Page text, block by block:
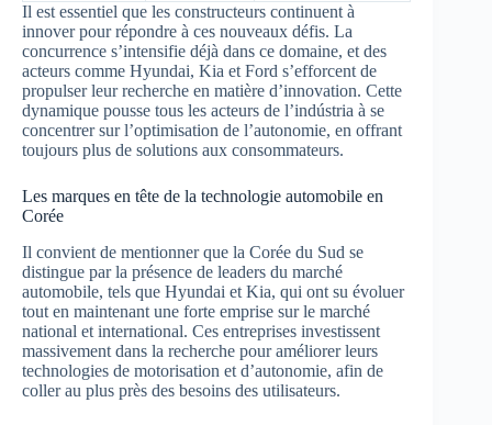
Il est essentiel que les constructeurs continuent à
innover pour répondre à ces nouveaux défis. La
concurrence s’intensifie déjà dans ce domaine, et des
acteurs comme Hyundai, Kia et Ford s’efforcent de
propulser leur recherche en matière d’innovation. Cette
dynamique pousse tous les acteurs de l’indústria à se
concentrer sur l’optimisation de l’autonomie, en offrant
toujours plus de solutions aux consommateurs.
Les marques en tête de la technologie automobile en
Corée
Il convient de mentionner que la Corée du Sud se
distingue par la présence de leaders du marché
automobile, tels que Hyundai et Kia, qui ont su évoluer
tout en maintenant une forte emprise sur le marché
national et international. Ces entreprises investissent
massivement dans la recherche pour améliorer leurs
technologies de motorisation et d’autonomie, afin de
coller au plus près des besoins des utilisateurs.